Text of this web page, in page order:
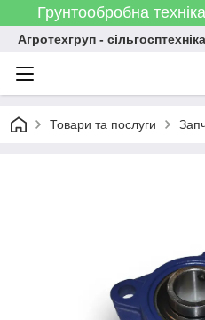
Грунтообробна
Агротехгруп -
Товари та послуги